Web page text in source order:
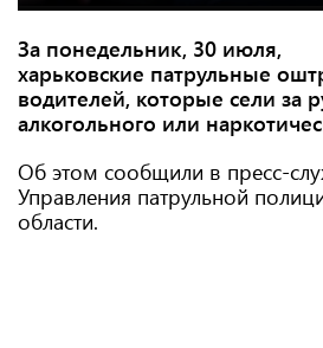
За понедельник, 30 июля,
харьковские патрульные
водителей, которые сели за
алкогольного или
Об этом сообщили в пресс-
Управления патрульной
области.